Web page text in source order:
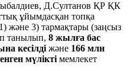
Д.Султанов ҚР ҚК
ұйымдасқан топқа
және 3) тармақтары (заңсыз
танылып, 8 жылға бас
кесілдіжәне 166 млн
мүліктімемлекет